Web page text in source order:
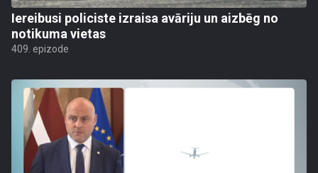
Iereibusi policiste izraisa avāriju un aizbēg no
notikuma vietas
409. epizode